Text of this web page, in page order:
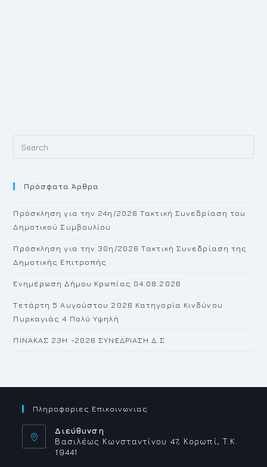
Πρόσφατα Άρθρα
Πρόσκληση για την 24η/2026 Τακτική Συνεδρίαση του
Δημοτικού Συμβουλίου
Πρόσκληση για την 30η/2026 Τακτική Συνεδρίαση της
Δημοτικής Επιτροπής
Ενημέρωση Δήμου Κρωπίας 04.08.2026
Τετάρτη 5 Αυγούστου 2026 Κατηγορία Κινδύνου
Πυρκαγιάς 4 Πολύ Υψηλή
ΠΙΝΑΚΑΣ 23H -2026 ΣΥΝΕΔΡΙΑΣΗ Δ.Σ
Πληροφοριες Επικοινωνιας
Διεύθυνση
Βασιλέως Κωνσταντίνου 47, Κορωπί, Τ.Κ.
19441